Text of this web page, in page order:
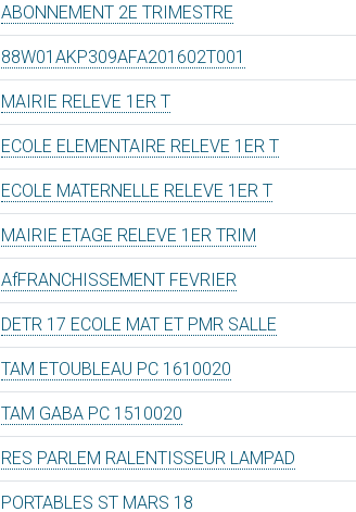
ABONNEMENT 2E TRIMESTRE
88W01AKP309AFA201602T001
MAIRIE RELEVE 1ER T
ECOLE ELEMENTAIRE RELEVE 1ER T
ECOLE MATERNELLE RELEVE 1ER T
MAIRIE ETAGE RELEVE 1ER TRIM
AfFRANCHISSEMENT FEVRIER
DETR 17 ECOLE MAT ET PMR SALLE
TAM ETOUBLEAU PC 1610020
TAM GABA PC 1510020
RES PARLEM RALENTISSEUR LAMPAD
PORTABLES ST MARS 18